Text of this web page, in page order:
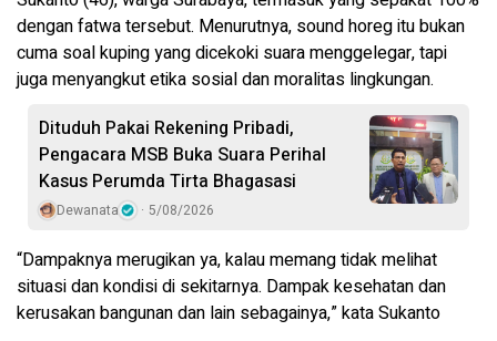
dengan fatwa tersebut. Menurutnya, sound horeg itu bukan
cuma soal kuping yang dicekoki suara menggelegar, tapi
juga menyangkut etika sosial dan moralitas lingkungan.
Dituduh Pakai Rekening Pribadi,
Pengacara MSB Buka Suara Perihal
Kasus Perumda Tirta Bhagasasi
Dewanata 5/08/2026
“Dampaknya merugikan ya, kalau memang tidak melihat
situasi dan kondisi di sekitarnya. Dampak kesehatan dan
kerusakan bangunan dan lain sebagainya,” kata Sukanto